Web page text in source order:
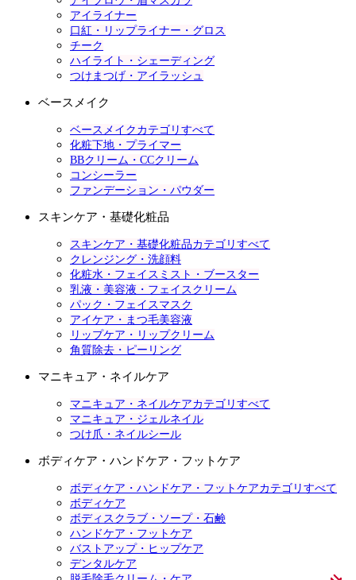
アイライナー
口紅・リップライナー・グロス
チーク
ハイライト・シェーディング
つけまつげ・アイラッシュ
ベースメイク
ベースメイクカテゴリすべて
化粧下地・プライマー
BBクリーム・CCクリーム
コンシーラー
ファンデーション・パウダー
スキンケア・基礎化粧品
スキンケア・基礎化粧品カテゴリすべて
クレンジング・洗顔料
化粧水・フェイスミスト・ブースター
乳液・美容液・フェイスクリーム
パック・フェイスマスク
アイケア・まつ毛美容液
リップケア・リップクリーム
角質除去・ピーリング
マニキュア・ネイルケア
マニキュア・ネイルケアカテゴリすべて
マニキュア・ジェルネイル
つけ爪・ネイルシール
ボディケア・ハンドケア・フットケア
ボディケア・ハンドケア・フットケアカテゴリすべて
ボディケア
ボディスクラブ・ソープ・石鹸
ハンドケア・フットケア
バストアップ・ヒップケア
デンタルケア